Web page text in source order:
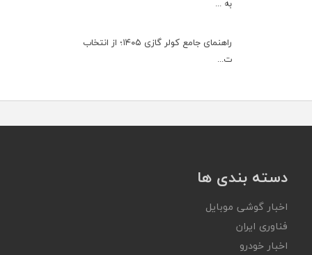
به ...
راهنمای جامع کولر گازی ۱۴۰۵؛ از انتخاب
ت...
دسته بندی ها
اخبار گوشی موبایل
فناوری ایران
اخبار خودرو